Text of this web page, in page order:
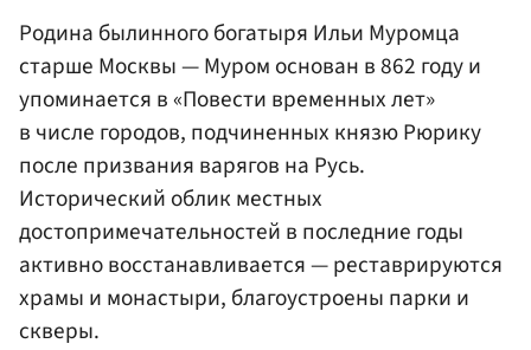
Родина былинного богатыря Ильи Муромца
старше Москвы — Муром основан в 862 году и
упоминается в «Повести временных лет»
в числе городов, подчиненных князю Рюрику
после призвания варягов на Русь.
Исторический облик местных
достопримечательностей в последние годы
активно восстанавливается — реставрируются
храмы и монастыри, благоустроены парки и
скверы.